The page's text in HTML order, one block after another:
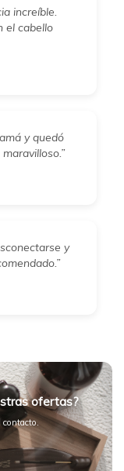
increíble.
el cabello
y quedó
y
ofertas?
contacto.